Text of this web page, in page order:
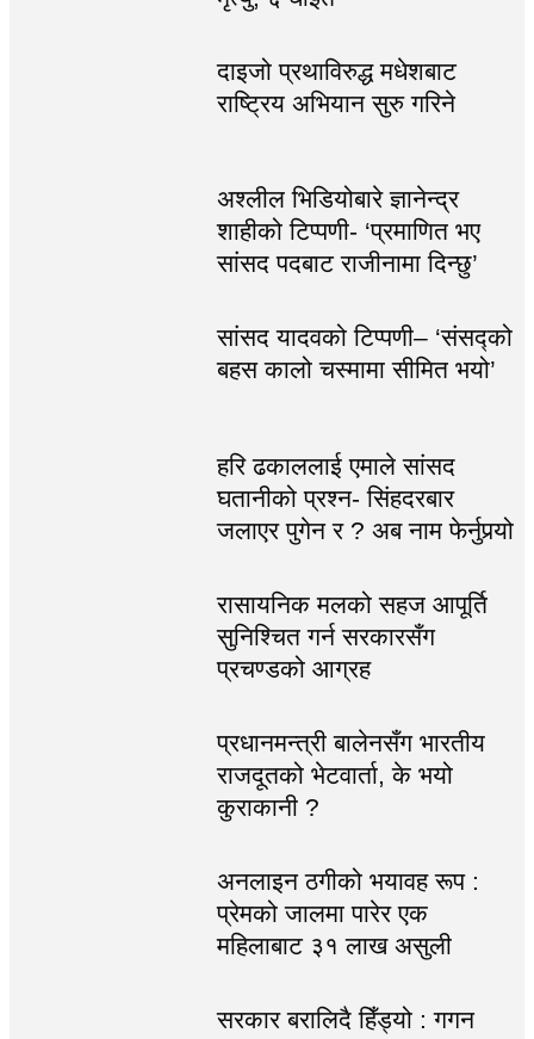
दाइजो प्रथाविरुद्ध मधेशबाट
राष्ट्रिय अभियान सुरु गरिने
अश्लील भिडियोबारे ज्ञानेन्द्र
शाहीको टिप्पणी- ‘प्रमाणित भए
सांसद पदबाट राजीनामा दिन्छु’
सांसद यादवको टिप्पणी– ‘संसद्को
बहस कालो चस्मामा सीमित भयो’
हरि ढकाललाई एमाले सांसद
घतानीको प्रश्न- सिंहदरबार
जलाएर पुगेन र ? अब नाम फेर्नुपर्‍यो
रासायनिक मलको सहज आपूर्ति
सुनिश्चित गर्न सरकारसँग
प्रचण्डको आग्रह
प्रधानमन्त्री बालेनसँग भारतीय
राजदूतको भेटवार्ता, के भयो
कुराकानी ?
अनलाइन ठगीको भयावह रूप :
प्रेमको जालमा पारेर एक
महिलाबाट ३१ लाख असुली
सरकार बरालिदै हिँड्यो : गगन